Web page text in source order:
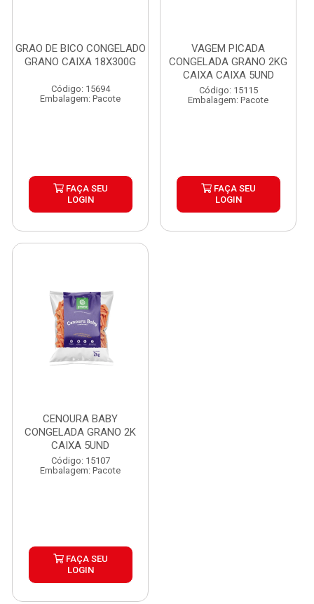
GRAO DE BICO CONGELADO
GRANO CAIXA 18X300G
Código: 15694
Embalagem: Pacote
FAÇA SEU
LOGIN
VAGEM PICADA
CONGELADA GRANO 2KG
CAIXA CAIXA 5UND
Código: 15115
Embalagem: Pacote
FAÇA SEU
LOGIN
CENOURA BABY
CONGELADA GRANO 2K
CAIXA 5UND
Código: 15107
Embalagem: Pacote
FAÇA SEU
LOGIN